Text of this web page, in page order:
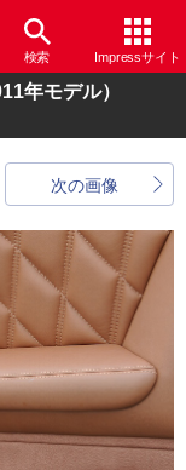
検索 Impressサイト
年モデル）
次の画像